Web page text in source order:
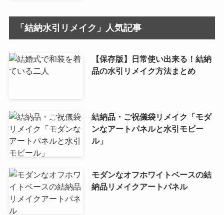
「結納水引リメイク」人気記事
【保存版】日常使い出来る！結納
品の水引リメイク方法まとめ
結納品・ご祝儀袋リメイク「モダ
ンなアートパネルと水引モビー
ル」
モダンなオフホワイトベースの結
納品リメイクアートパネル